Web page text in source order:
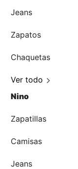
Jeans
Zapatos
Chaquetas
Ver todo
Nino
Zapatillas
Camisas
Jeans